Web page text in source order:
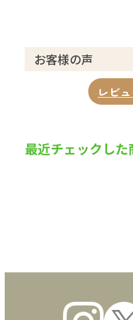
お客様の声
レビ
最近チェックした